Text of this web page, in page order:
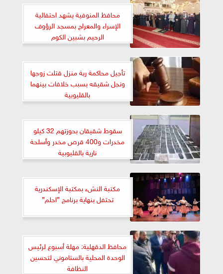
محافظ المنوفية يشهد احتفالية
الإسراء والمعراج بمسجد الرؤوف
الرحيم بشبين الكوم
تأجيل محاكمة ربة منزل قتلت زوجها
ونجل شقيقه بسبب خلافات بينهما
بالقليوبية
سقوط شقيقان بحوزتهم 32 كيلو
مخدرات و400 قرص مخدر وأسلحة
نارية بالقليوبية
مكتبة النشء بمكتبة الإسكندرية
تحتفل بنهاية برنامج ”احلم”
محافظ الدقهلية: مهلة أسبوع لرئيس
الوحدة المحلية بالستاموني لتحسين
النظافة